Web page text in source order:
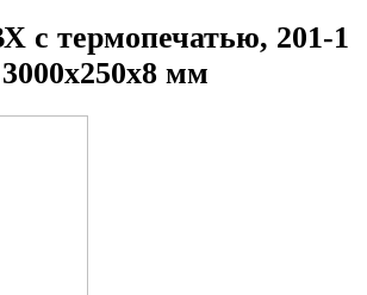
с термопечатью, 201-1
мм